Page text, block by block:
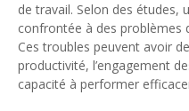
de travail. Selon des études,
confrontée à des problèmes
Ces troubles peuvent avoir
productivité, l’engagement
capacité à performer